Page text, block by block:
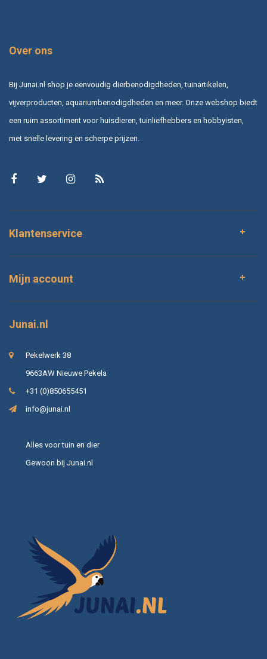
Over ons
Bij Junai.nl shop je eenvoudig dierbenodigdheden, tuinartikelen,
vijverproducten, aquariumbenodigdheden en meer. Onze webshop biedt
een ruim assortiment voor huisdieren, tuinliefhebbers en hobbyisten,
met snelle levering en scherpe prijzen.
Klantenservice
Mijn account
Junai.nl
Pekelwerk 38
9663AW Nieuwe Pekela
+31 (0)850655451
info@junai.nl
Alles voor tuin en dier
Gewoon bij Junai.nl